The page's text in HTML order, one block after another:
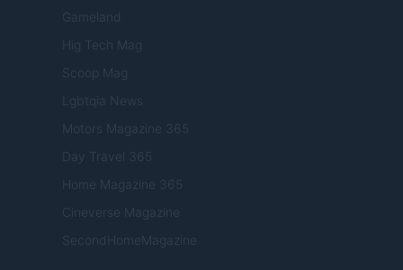
Gameland
Hig Tech Mag
Scoop Mag
Lgbtqia News
Motors Magazine 365
Day Travel 365
Home Magazine 365
Cineverse Magazine
SecondHomeMagazine